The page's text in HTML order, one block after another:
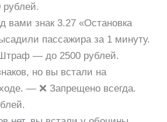
вами знак 3.27 «Остановка
пассажира за 1 минуту.
— до 2500 рублей.
но вы встали на
— ❌ Запрещено всегда.